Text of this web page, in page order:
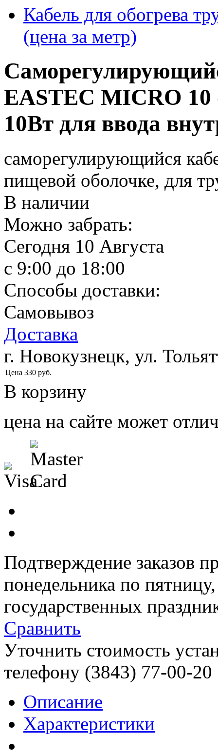
Кабель для обогрева
(цена за метр)
EASTEC MICRO 10
10Вт для ввода
саморегулирующийся
пищевой оболочке, для
В наличии
Можно забрать:
Сегодня 10 Августа
c 9:00 до 18:00
Способы доставки:
Самовывоз
Доставка
г. Новокузнецк, ул.
Цена 330 руб.
В корзину
цена на сайте может
Подтверждение заказов
понедельника по
государственных
Сравнить
Уточнить стоимость
телефону (3843) 77-00-20
Описание
Характеристики